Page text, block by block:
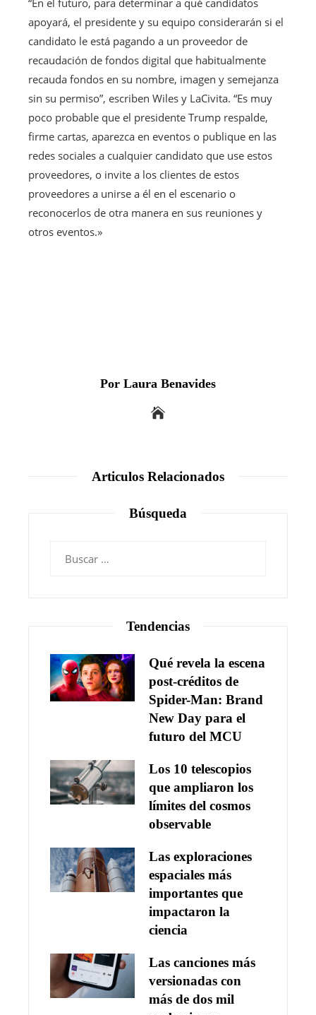
apoyará, el presidente y su equipo considerarán si el
candidato le está pagando a un proveedor de
recaudación de fondos digital que habitualmente
recauda fondos en su nombre, imagen y semejanza
sin su permiso”, escriben Wiles y LaCivita. “Es muy
poco probable que el presidente Trump respalde,
firme cartas, aparezca en eventos o publique en las
redes sociales a cualquier candidato que use estos
proveedores, o invite a los clientes de estos
proveedores a unirse a él en el escenario o
reconocerlos de otra manera en sus reuniones y
otros eventos.»
Por Laura Benavides
Articulos Relacionados
Búsqueda
Tendencias
Qué revela la escena
post-créditos de
Spider-Man: Brand
New Day para el
futuro del MCU
Los 10 telescopios
que ampliaron los
límites del cosmos
observable
Las exploraciones
espaciales más
importantes que
impactaron la
ciencia
Las canciones más
versionadas con
más de dos mil